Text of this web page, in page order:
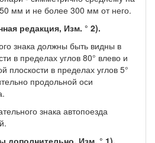
мм и не более 300 мм от него.
редакция, Изм. ° 2).
знака должны быть видны в
в пределах углов 80° влево и
плоскости в пределах углов 5°
продольной оси
знака автопоезда
дополнительно, Изм. ° 1).